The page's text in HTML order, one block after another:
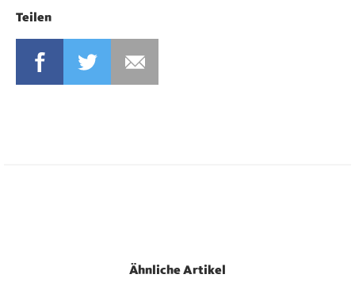
Teilen
FACEBOOKTWITTER MAIL
Ähnliche Artikel